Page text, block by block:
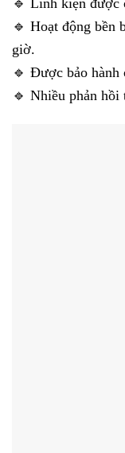
🔹 Hoạt động bền
giờ.
🔹 Được bảo hành
🔹 Nhiều phản